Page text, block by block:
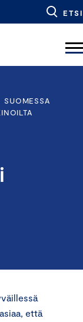
ETSI
SUOMESSA
että